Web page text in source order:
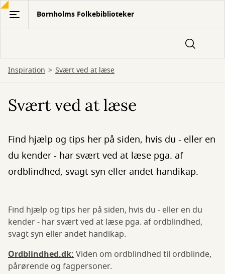
Gå
hovedindhold
Bornholms Folkebiblioteker
Inspiration Svært ved at læse
Svært ved at læse
Find hjælp og tips her på siden, hvis du - eller en
du kender - har svært ved at læse pga. af
ordblindhed, svagt syn eller andet handikap.
Find hjælp og tips her på siden, hvis du - eller en du
kender - har svært ved at læse pga. af ordblindhed,
svagt syn eller andet handikap.
Ordblindhed.dk:Viden om ordblindhed til ordblinde,
pårørende og fagpersoner.